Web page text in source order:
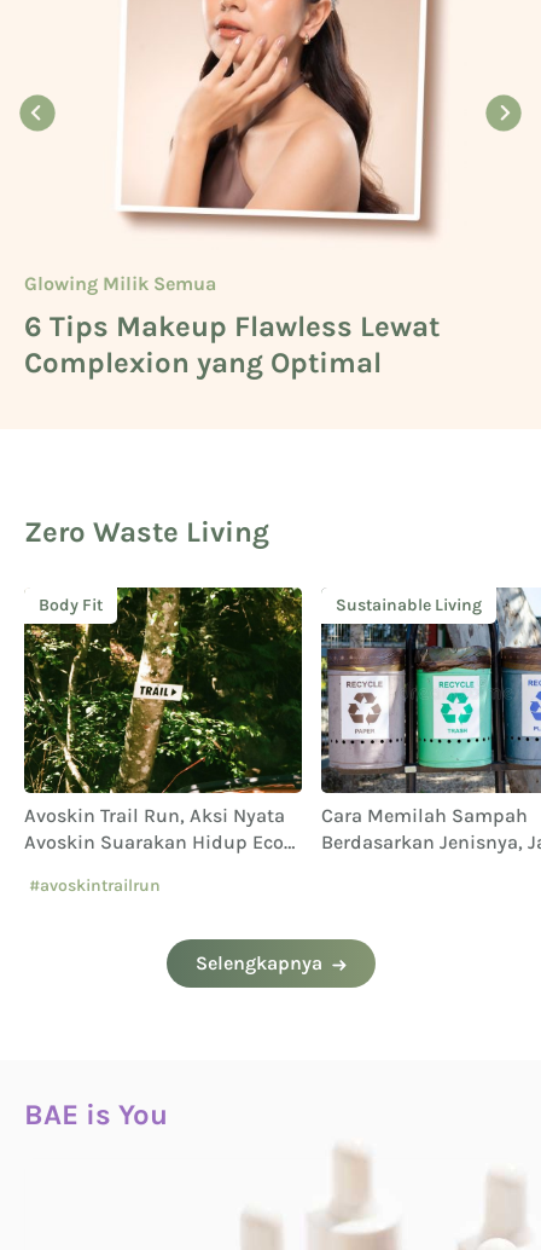
Glowing Milik Semua
6 Tips Makeup Flawless Lewat
Complexion yang Optimal
Beauty
Cara Mengetahui Warna Kulit
Kuning Langsat
Glowing Milik Semua
5 Deretan Basic Skincare untuk
Cowok
Zero Waste Living
Body Fit
Avoskin Trail Run, Aksi Nyata
Avoskin Suarakan Hidup Eco
#avoskintrailrun
Sustainable Living
Cara Memilah Sampah
Berdasarkan Jenisnya,
Selengkapnya
BAE is You